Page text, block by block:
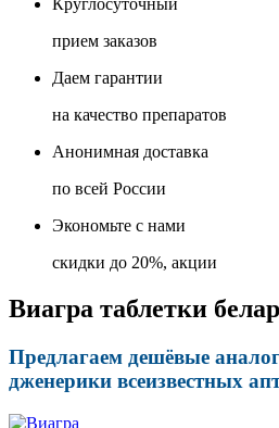
Круглосуточный
прием заказов
Даем гарантии
на качество препаратов
Анонимная доставка
по всей России
Экономьте с нами
скидки до 20%, акции
Виагра таблетки
Предлагаем дешёвые
дженерики всеизвестных